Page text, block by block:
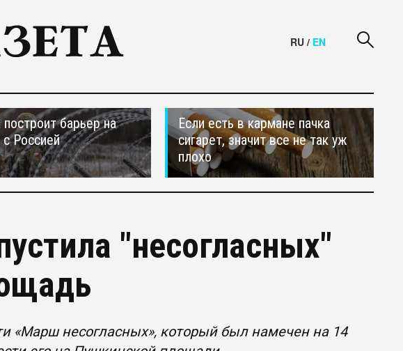
RU / EN
барьер на
с Россией
Если есть в кармане пачка
сигарет, значит все не так уж
плохо
"несогласных"
«Марш несогласных», который был намечен на 14